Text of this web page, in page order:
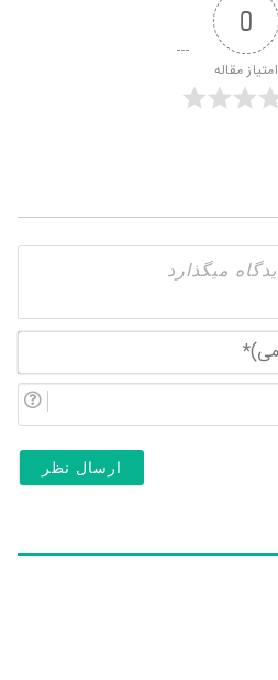
0
امتیاز مقاله
و